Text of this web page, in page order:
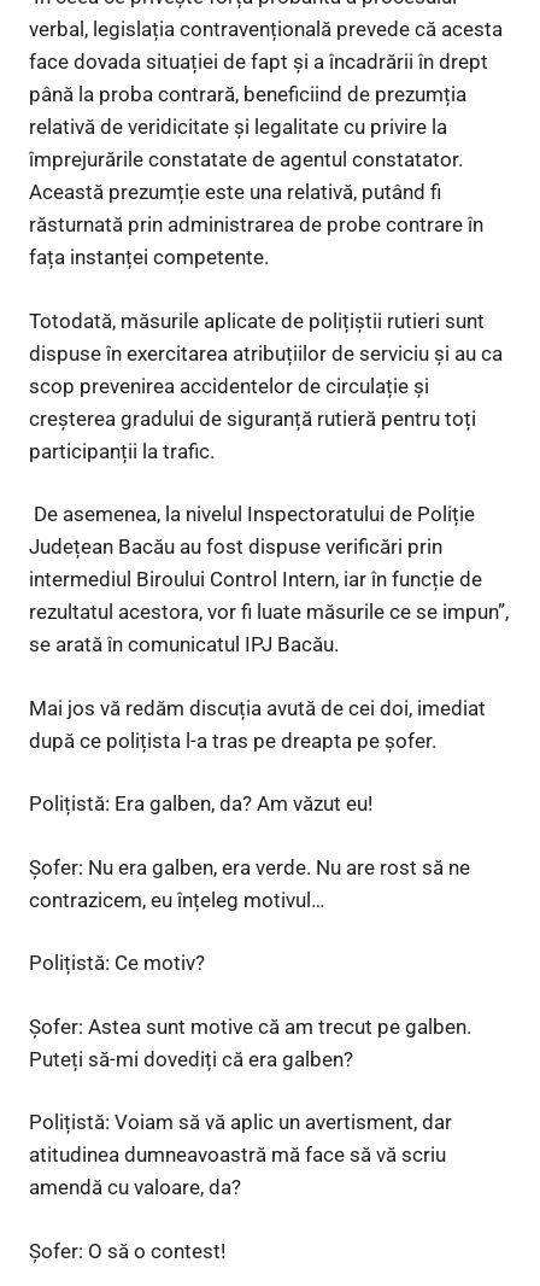
verbal, legislația contravențională prevede că acesta
face dovada situației de fapt și a încadrării în drept
până la proba contrară, beneficiind de prezumția
relativă de veridicitate și legalitate cu privire la
împrejurările constatate de agentul constatator.
Această prezumție este una relativă, putând fi
răsturnată prin administrarea de probe contrare în
fața instanței competente.
Totodată, măsurile aplicate de polițiștii rutieri sunt
dispuse în exercitarea atribuțiilor de serviciu și au ca
scop prevenirea accidentelor de circulație și
creșterea gradului de siguranță rutieră pentru toți
participanții la trafic.
De asemenea, la nivelul Inspectoratului de Poliție
Județean Bacău au fost dispuse verificări prin
intermediul Biroului Control Intern, iar în funcție de
rezultatul acestora, vor fi luate măsurile ce se impun”,
se arată în comunicatul IPJ Bacău.
Mai jos vă redăm discuția avută de cei doi, imediat
după ce polițista l-a tras pe dreapta pe șofer.
Polițistă: Era galben, da? Am văzut eu!
Șofer: Nu era galben, era verde. Nu are rost să ne
contrazicem, eu înțeleg motivul…
Polițistă: Ce motiv?
Șofer: Astea sunt motive că am trecut pe galben.
Puteți să-mi dovediți că era galben?
Polițistă: Voiam să vă aplic un avertisment, dar
atitudinea dumneavoastră mă face să vă scriu
amendă cu valoare, da?
Șofer: O să o contest!